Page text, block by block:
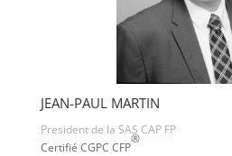
JEAN-PAUL MARTIN
President de la SAS CAP FP
Certifié CGPC CFP
®